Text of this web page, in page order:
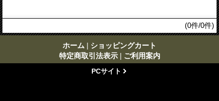
(0件/0件)
ホーム | ショッピングカート
特定商取引法表示 | ご利用案内
PCサイト